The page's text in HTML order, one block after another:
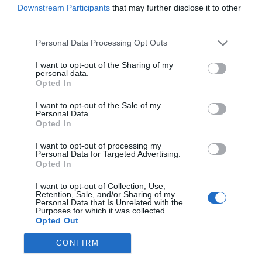
Downstream Participants that may further disclose it to other
Personal Data Processing Opt Outs
I want to opt-out of the Sharing of my
personal data.
Opted In
I want to opt-out of the Sale of my
Personal Data.
Opted In
I want to opt-out of processing my
Personal Data for Targeted Advertising.
Opted In
I want to opt-out of Collection, Use,
Retention, Sale, and/or Sharing of my
Personal Data that Is Unrelated with the
Purposes for which it was collected.
Opted Out
CONFIRM
Predicción de demanda con IA:
rupturas.
Estrategias omnicanales:
consistentes tanto en las tiendas físicas como en
línea, con tendencias como la recogida en tienda
realidad aumentada.
Logística inteligente:integrar IoT e IA para
gestionar envíos de manera más eficiente y
sostenible.
El Black Friday ya no es solo un día, sino una